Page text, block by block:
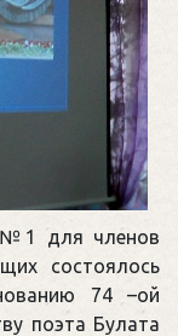
№1 для членов
состоялось
74 –ой
поэта Булата